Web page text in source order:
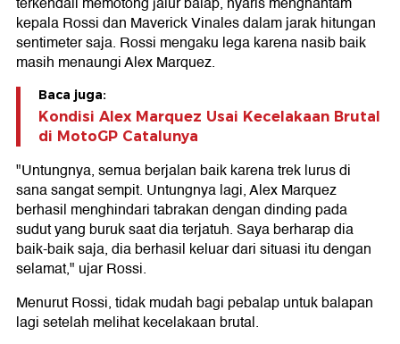
kepala Rossi dan Maverick Vinales dalam jarak hitungan
sentimeter saja. Rossi mengaku lega karena nasib baik
masih menaungi Alex Marquez.
Baca juga:
Kondisi Alex Marquez Usai Kecelakaan Brutal
di MotoGP Catalunya
"Untungnya, semua berjalan baik karena trek lurus di
sana sangat sempit. Untungnya lagi, Alex Marquez
berhasil menghindari tabrakan dengan dinding pada
sudut yang buruk saat dia terjatuh. Saya berharap dia
baik-baik saja, dia berhasil keluar dari situasi itu dengan
selamat," ujar Rossi.
Menurut Rossi, tidak mudah bagi pebalap untuk balapan
lagi setelah melihat kecelakaan brutal.